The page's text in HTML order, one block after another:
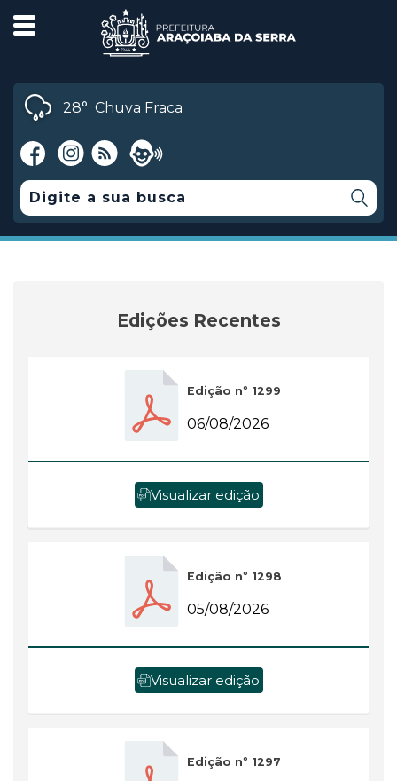
28° Chuva Fraca
Edições Recentes
Edição nº 1299
06/08/2026
Visualizar edição
Edição nº 1298
05/08/2026
Visualizar edição
Edição nº 1297